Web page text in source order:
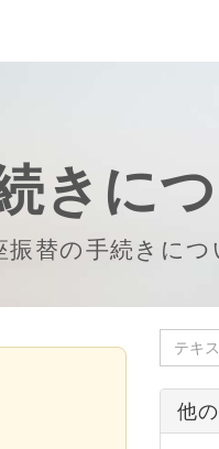
きに
振替の手続きにつ
他